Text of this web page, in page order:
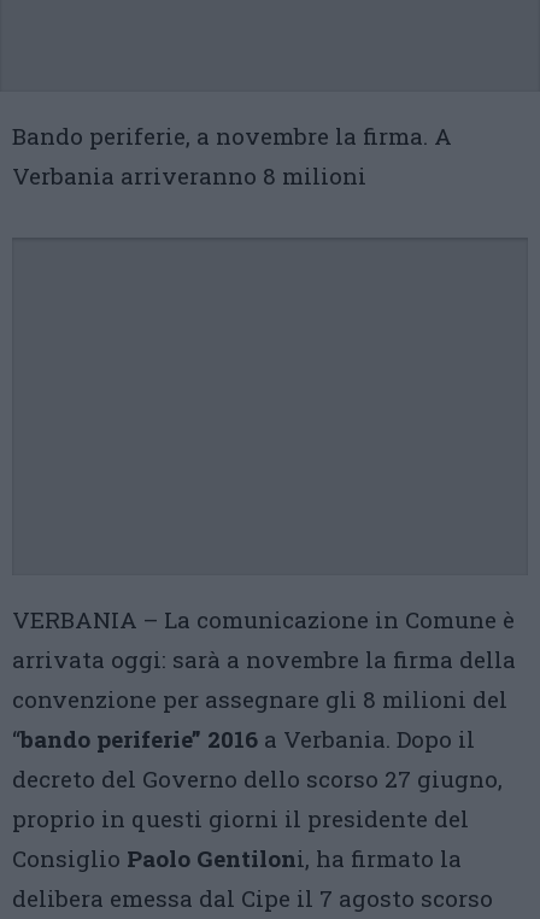
Bando periferie, a novembre la firma. A
Verbania arriveranno 8 milioni
VERBANIA – La comunicazione in Comune è
arrivata oggi: sarà a novembre la firma della
convenzione per assegnare gli 8 milioni del
“bando periferie” 2016 a Verbania. Dopo il
decreto del Governo dello scorso 27 giugno,
proprio in questi giorni il presidente del
Consiglio Paolo Gentiloni, ha firmato la
delibera emessa dal Cipe il 7 agosto scorso